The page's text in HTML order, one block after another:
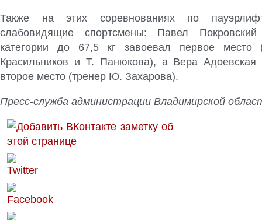
Также на этих соревнованиях по
слабовидящие спортсмены: Павел
категории до 67,5 кг завоевал первое
Красильников и Т. Панюкова), а Вера
второе место (тренер Ю. Захарова).
Пресс-служба администрации Владимирской